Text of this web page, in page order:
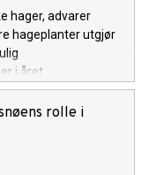
hager, advarer
hageplanter utgjør
i året.
rolle i